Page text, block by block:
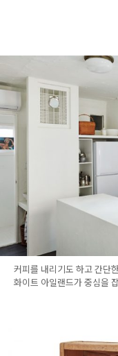
커피를 내리기도 하고 간단
화이트 아일랜드가 중심을